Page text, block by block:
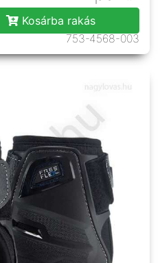
Kosárba rakás
753-4568-003